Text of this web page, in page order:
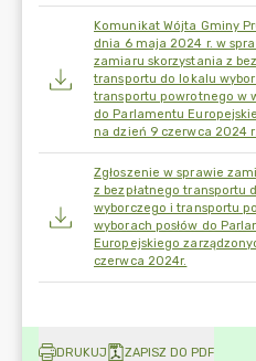
Komunikat Wójta Gminy
dnia 6 maja 2024 r. w
zamiaru skorzystania z
transportu do lokalu
transportu powrotnego w
do Parlamentu
na dzień 9 czerwca 2024 r.
Zgłoszenie w sprawie
z bezpłatnego transportu
wyborczego i transportu
wyborach posłów do
Europejskiego
czerwca 2024r.
DRUKUJ ZAPISZ DO PDF